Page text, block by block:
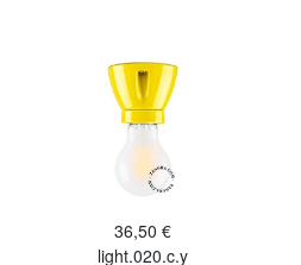
36,50 €
light.020.c.y